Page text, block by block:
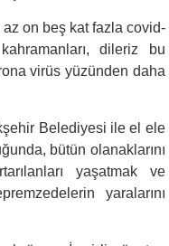
on beş kat fazla covid-
dileriz bu
virüs yüzünden daha
Belediyesi ile el ele
bütün olanaklarını
yaşatmak ve
yaralarını